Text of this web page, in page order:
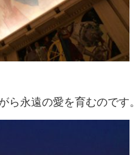
永遠の愛を育むのです。